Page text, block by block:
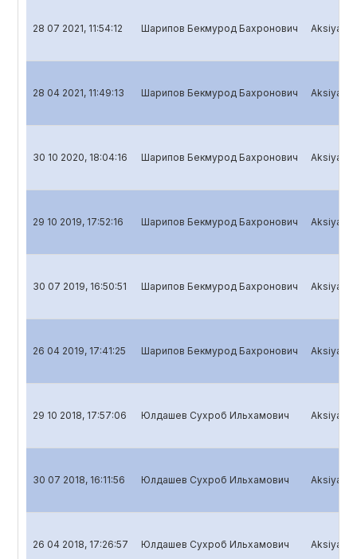
28 07 2021, 11:54:12 Шарипов Бекмурод Бахронович
28 04 2021, 11:49:13 Шарипов Бекмурод Бахронович
30 10 2020, 18:04:16 Шарипов Бекмурод Бахронович
29 10 2019, 17:52:16 Шарипов Бекмурод Бахронович
30 07 2019, 16:50:51 Шарипов Бекмурод Бахронович
26 04 2019, 17:41:25 Шарипов Бекмурод Бахронович
29 10 2018, 17:57:06 Юлдашев Сухроб Ильхамович
30 07 2018, 16:11:56 Юлдашев Сухроб Ильхамович
26 04 2018, 17:26:57 Юлдашев Сухроб Ильхамович